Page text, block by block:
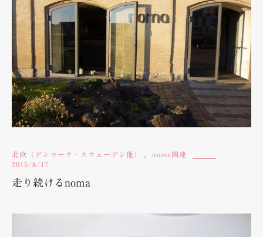
北欧（デンマーク・スウェーデン他）
noma関連
2015/8/17
走り続けるnoma